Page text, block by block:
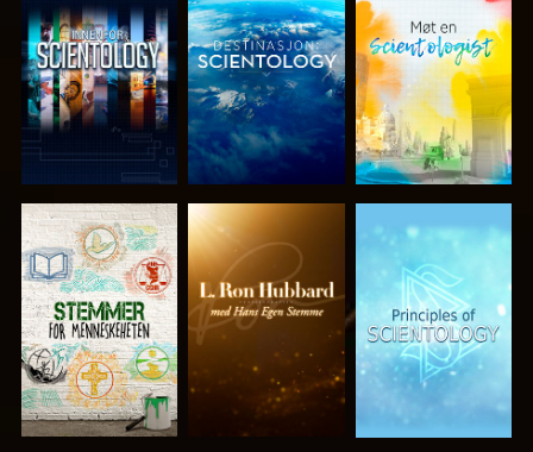
UTFORSK
SERIEN
UTFORSK
SERIEN
UTFORSK
SERIEN